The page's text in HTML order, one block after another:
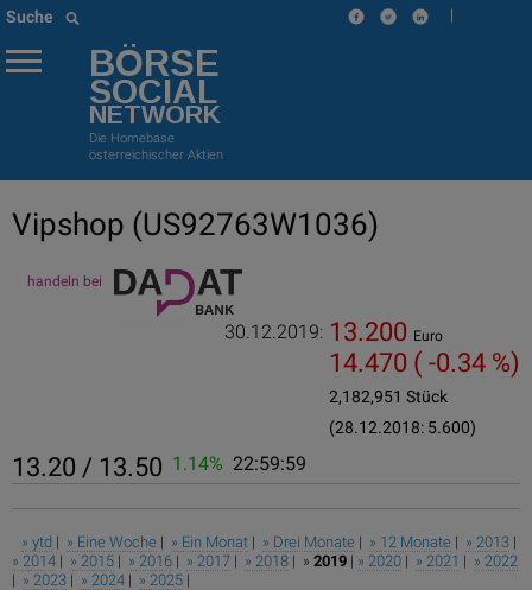
Suche |
BÖRSE
SOCIAL
NETWORK
Die Homebase
österreichischer Aktien
Vipshop (US92763W1036)
handeln bei
30.12.2019: 13.200 Euro
14.470 ( -0.34 %)
2,182,951 Stück
(28.12.2018: 5.600)
13.20 / 13.50 1.14% 22:59:59
» ytd | » Eine Woche | » Ein Monat | » Drei Monate | » 12 Monate | » 2013 |
» 2014 | » 2015 | » 2016 | » 2017 | » 2018 | » 2019 | » 2020 | » 2021 | » 2022
| » 2023 | » 2024 | » 2025 |